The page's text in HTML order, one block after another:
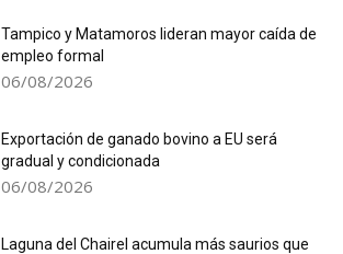
Tampico y Matamoros lideran mayor caída de
empleo formal
06/08/2026
Exportación de ganado bovino a EU será
gradual y condicionada
06/08/2026
Laguna del Chairel acumula más saurios que